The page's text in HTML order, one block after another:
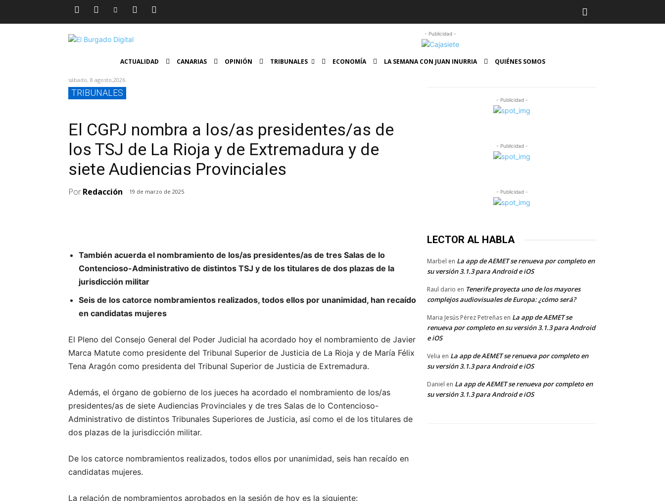
- Publicidad -
ACTUALIDAD CANARIAS OPINIÓN TRIBUNALES ECONOMÍA LA SEMANA CON JUAN INURRIA QUIÉNES SOMOS
sábado, 8 agosto,2026
TRIBUNALES
El CGPJ nombra a los/as presidentes/as de
los TSJ de La Rioja y de Extremadura y de
siete Audiencias Provinciales
PorRedacción 19 de marzo de 2025
También acuerda el nombramiento de los/as presidentes/as de tres Salas de lo
Contencioso-Administrativo de distintos TSJ y de los titulares de dos plazas de la
jurisdicción militar
Seis de los catorce nombramientos realizados, todos ellos por unanimidad, han recaído
en candidatas mujeres
El Pleno del Consejo General del Poder Judicial ha acordado hoy el nombramiento de Javier
Marca Matute como presidente del Tribunal Superior de Justicia de La Rioja y de María Félix
Tena Aragón como presidenta del Tribunal Superior de Justicia de Extremadura.
Además, el órgano de gobierno de los jueces ha acordado el nombramiento de los/as
presidentes/as de siete Audiencias Provinciales y de tres Salas de lo Contencioso-
Administrativo de distintos Tribunales Superiores de Justicia, así como el de los titulares de
dos plazas de la jurisdicción militar.
De los catorce nombramientos realizados, todos ellos por unanimidad, seis han recaído en
candidatas mujeres.
La relación de nombramientos aprobados en la sesión de hoy es la siguiente:
- Publicidad -
- Publicidad -
- Publicidad -
LECTOR AL HABLA
Marbel en La app de AEMET se renueva por completo en
su versión 3.1.3 para Android e iOS
Raul dario en Tenerife proyecta uno de los mayores
complejos audiovisuales de Europa: ¿cómo será?
Maria Jesús Pérez Petreñas en La app de AEMET se
renueva por completo en su versión 3.1.3 para Android
e iOS
Velia en La app de AEMET se renueva por completo en
su versión 3.1.3 para Android e iOS
Daniel en La app de AEMET se renueva por completo en
su versión 3.1.3 para Android e iOS